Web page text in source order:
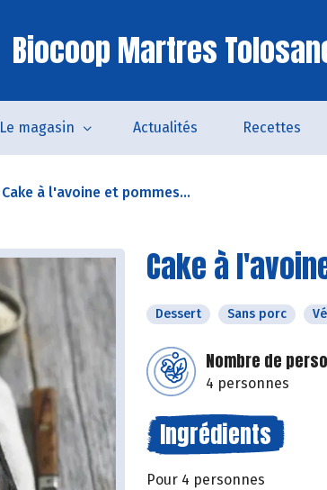
Biocoop Martres
Le magasin Actualités Recettes
Cake à l'avoine et pommes...
Cake à
Dessert Sans porc
Nombre de
4 personnes
Ingrédients
Pour 4 personnes